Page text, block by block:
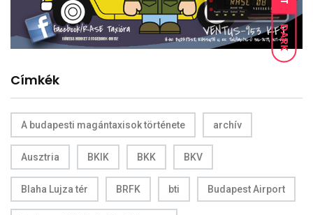
DARK
Címkék
A budapesti magántaxisok története archív
Ausztria BKIK BKK BKV
Blaha Lujza tér BRFK bti Budapest Airport